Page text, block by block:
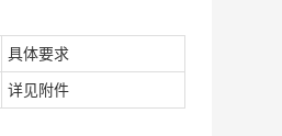
具体要求
详见附件